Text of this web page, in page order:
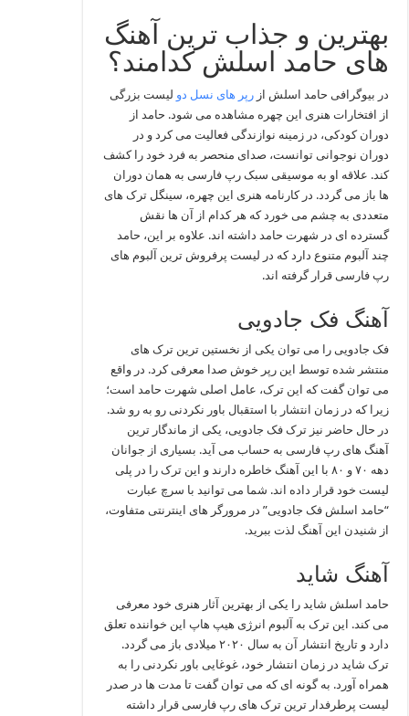
بهترین و جذاب ترین آهنگ
های حامد اسلش کدامند؟
در بیوگرافی حامد اسلش ازرپر های نسل دو لیست بزرگی
از افتخارات هنری این چهره مشاهده می شود. حامد از
دوران کودکی، در زمینه نوازندگی فعالیت می کرد و در
دوران نوجوانی توانست، صدای منحصر به فرد خود را کشف
کند. علاقه او به موسیقی سبک رپ فارسی به همان دوران
ها باز می گردد. در کارنامه هنری این چهره، سینگل ترک های
متعددی به چشم می خورد که هر کدام از آن ها نقش
گسترده ای در شهرت حامد داشته اند. علاوه بر این، حامد
چند آلبوم متنوع دارد که در لیست پرفروش ترین آلبوم های
رپ فارسی قرار گرفته اند.
آهنگ فک جادویی
فک جادویی را می توان یکی از نخستین ترین ترک های
منتشر شده توسط این رپر خوش صدا معرفی کرد. در واقع
می توان گفت که این ترک، عامل اصلی شهرت حامد است؛
زیرا که در زمان انتشار با استقبال باور نکردنی رو به رو شد.
در حال حاضر نیز ترک فک جادویی، یکی از ماندگار ترین
آهنگ های رپ فارسی به حساب می آید. بسیاری از جوانان
دهه ۷۰ و ۸۰ با این آهنگ خاطره دارند و این ترک را در پلی
لیست خود قرار داده اند. شما می توانید با سرچ عبارت
“حامد اسلش فک جادویی” در مرورگر های اینترنتی متفاوت،
از شنیدن این آهنگ لذت ببرید.
آهنگ شاید
حامد اسلش شاید را یکی از بهترین آثار هنری خود معرفی
می کند. این ترک به آلبوم انرژی هیپ هاپ این خواننده تعلق
دارد و تاریخ انتشار آن به سال ۲۰۲۰ میلادی باز می گردد.
ترک شاید در زمان انتشار خود، غوغایی باور نکردنی را به
همراه آورد. به گونه ای که می توان گفت تا مدت ها در صدر
لیست پرطرفدار ترین ترک های رپ فارسی قرار داشته